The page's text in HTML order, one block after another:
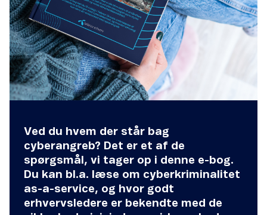
Ved du hvem der står bag
cyberangreb? Det er et af de
spørgsmål, vi tager op i denne e-bog.
Du kan bl.a. læse om cyberkriminalitet
as-a-service, og hvor godt
erhvervsledere er bekendte med de